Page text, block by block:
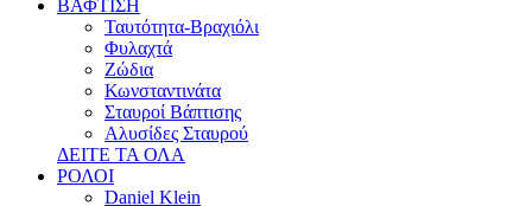
ΒΑΦΤΙΣΗ
Ταυτότητα-Βραχιόλι
Φυλαχτά
Ζώδια
Κωνσταντινάτα
Σταυροί Βάπτισης
Αλυσίδες Σταυρού
ΔΕΙΤΕ ΤΑ ΟΛΑ
ΡΟΛΟΙ
Daniel Klein